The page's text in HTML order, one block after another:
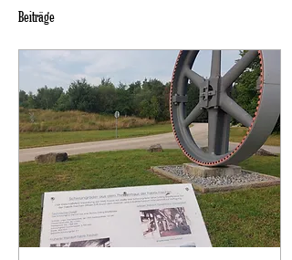
Beiträge